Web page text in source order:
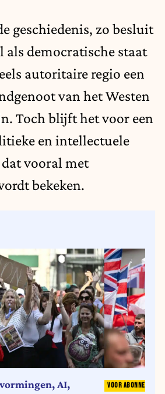
geschiedenis, zo besluit
als democratische staat
autoritaire regio een
van het Westen
Toch blijft het voor een
en intellectuele
vooral met
bekeken.
AI,